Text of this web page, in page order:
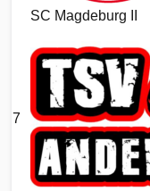
SC Magdeburg II
7